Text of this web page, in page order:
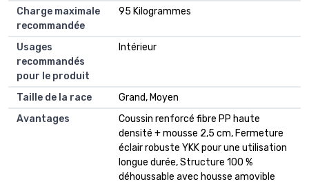
Charge maximale
recommandée
95 Kilogrammes
Usages
recommandés
pour le produit
Intérieur
Taille de la race
Grand, Moyen
Avantages
Coussin renforcé fibre PP haute
densité + mousse 2,5 cm, Fermeture
éclair robuste YKK pour une utilisation
longue durée, Structure 100 %
déhoussable avec housse amovible